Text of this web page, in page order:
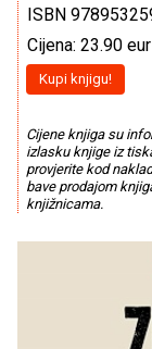
ISBN
Cijena: 23.90 eur
Kupi knjigu!
Cijene knjiga su
izlasku knjige iz
provjerite kod
bave prodajom
knjižnicama.